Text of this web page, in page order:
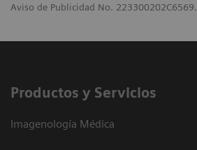
Aviso de Publicidad No. 223300202C6569.
Productos y Servicios
Imagenología Médica